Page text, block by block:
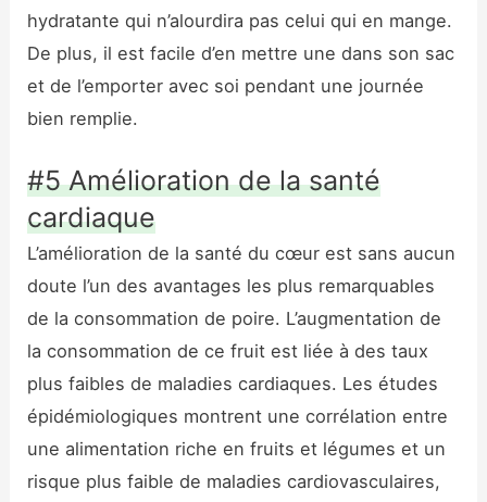
hydratante qui n’alourdira pas celui qui en mange.
De plus, il est facile d’en mettre une dans son sac
et de l’emporter avec soi pendant une journée
bien remplie.
#5 Amélioration de la santé
cardiaque
L’amélioration de la santé du cœur est sans aucun
doute l’un des avantages les plus remarquables
de la consommation de poire. L’augmentation de
la consommation de ce fruit est liée à des taux
plus faibles de maladies cardiaques. Les études
épidémiologiques montrent une corrélation entre
une alimentation riche en fruits et légumes et un
risque plus faible de maladies cardiovasculaires,